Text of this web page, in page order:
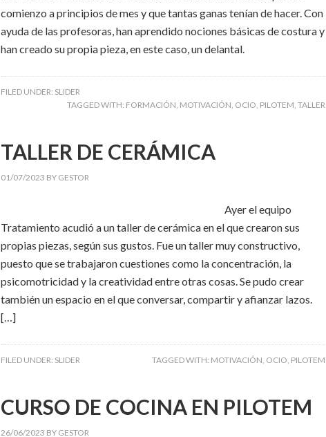
comienzo a principios de mes y que tantas ganas tenían de hacer. Con
ayuda de las profesoras, han aprendido nociones básicas de costura y
han creado su propia pieza, en este caso, un delantal.
FILED UNDER: SLIDER
TAGGED WITH: FORMACIÓN, MOTIVACIÓN, OCIO, PILOTEM, TALLER
TALLER DE CERÁMICA
01/07/2023 BY GESTOR
Ayer el equipo
Tratamiento acudió a un taller de cerámica en el que crearon sus
propias piezas, según sus gustos. Fue un taller muy constructivo,
puesto que se trabajaron cuestiones como la concentración, la
psicomotricidad y la creatividad entre otras cosas. Se pudo crear
también un espacio en el que conversar, compartir y afianzar lazos.
[…]
FILED UNDER: SLIDER TAGGED WITH: MOTIVACIÓN, OCIO, PILOTEM
CURSO DE COCINA EN PILOTEM
26/06/2023 BY GESTOR